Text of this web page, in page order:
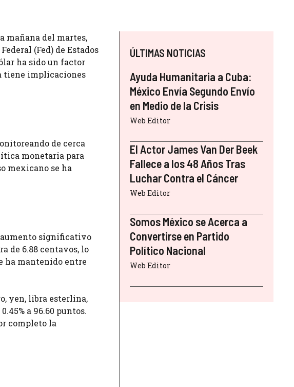
mañana del martes,
(Fed) de Estados
ha sido un factor
tiene implicaciones
de cerca
monetaria para
mexicano se ha
aumento significativo
de 6.88 centavos, lo
ha mantenido entre
yen, libra esterlina,
a 96.60 puntos.
completo la
ÚLTIMAS NOTICIAS
Ayuda Humanitaria a Cuba:
México Envía Segundo Envío
en Medio de la Crisis
Web Editor
El Actor James Van Der Beek
Fallece a los 48 Años Tras
Luchar Contra el Cáncer
Web Editor
Somos México se Acerca a
Convertirse en Partido
Político Nacional
Web Editor